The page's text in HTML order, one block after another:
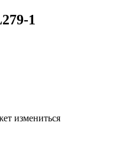
1
измениться